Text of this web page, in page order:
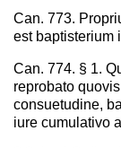
Can. 773.
est baptisterium
Can. 774. § 1.
reprobato
consuetudine,
iure cumulativo